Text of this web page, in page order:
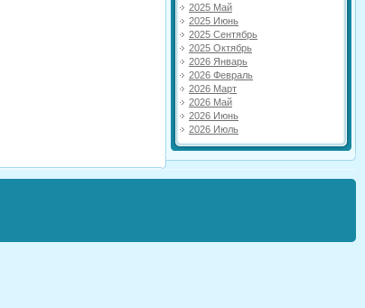
2025 Май
2025 Июнь
2025 Сентябрь
2025 Октябрь
2026 Январь
2026 Февраль
2026 Март
2026 Май
2026 Июнь
2026 Июль